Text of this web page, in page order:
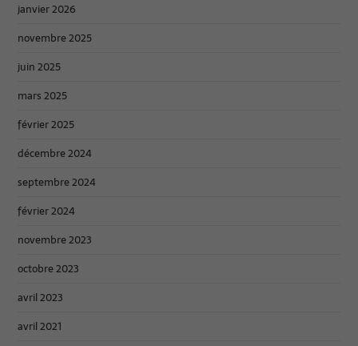
janvier 2026
novembre 2025
juin 2025
mars 2025
février 2025
décembre 2024
septembre 2024
février 2024
novembre 2023
octobre 2023
avril 2023
avril 2021